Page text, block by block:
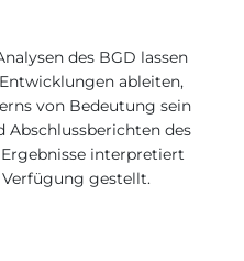
des BGD lassen
ableiten,
von Bedeutung sein
Abschlussberichten des
interpretiert
gestellt.